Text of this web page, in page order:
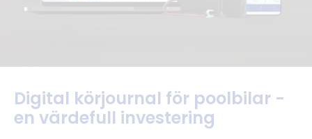
Digital körjournal för poolbilar -
en värdefull investering